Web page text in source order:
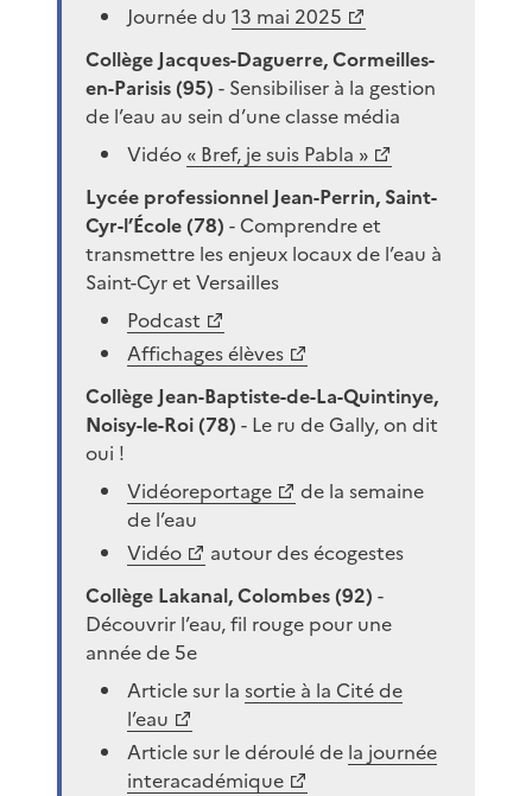
Journée du13 mai 2025
Collège Jacques-Daguerre, Cormeilles-
en-Parisis (95) - Sensibiliser à la gestion
de l’eau au sein d’une classe média
Vidéo « Bref, je suis Pabla »
Lycée professionnel Jean-Perrin, Saint-
Cyr-l’École (78) - Comprendre et
transmettre les enjeux locaux de l’eau à
Saint-Cyr et Versailles
Podcast
Affichages élèves
Collège Jean-Baptiste-de-La-Quintinye,
Noisy-le-Roi (78) - Le ru de Gally, on dit
oui !
Vidéoreportage
de la semaine
de l’eau
Vidéo
autour des écogestes
Collège Lakanal, Colombes (92) -
Découvrir l’eau, fil rouge pour une
année de 5e
Article sur lasortie à la Cité de
l’eau
Article sur le déroulé de la journée
interacadémique